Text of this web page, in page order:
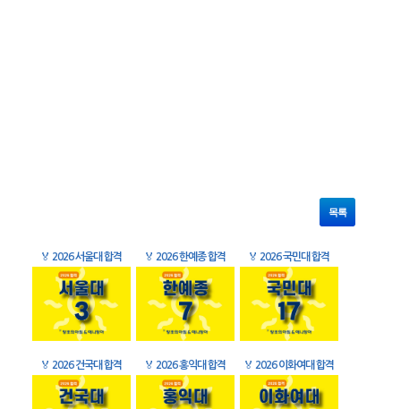
목록
🏅 2026 서울대 합격 🏅 2026 한예종 합격 🏅 2026 국민대 합격
🏅 2026 건국대 합격 🏅 2026 홍익대 합격 🏅 2026 이화여대 합격